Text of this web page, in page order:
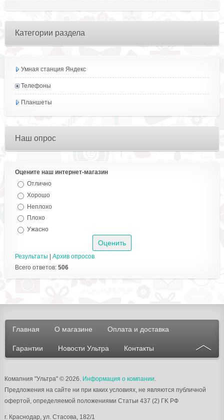
Категории раздела
Умная станция Яндекс
Телефоны
Планшеты
Наш опрос
Оцените наш интернет-магазин
Отлично
Хорошо
Неплохо
Плохо
Ужасно
Результаты
Архив опросов
Всего ответов: 506
Главная О магазине Оплата и доставка
Гарантии Новости Ультра Контакты
Комапния "Ультра"© 2026. Информация о компании.
Предложения на сайте ни при каких условиях, не являются публичной
офертой, определяемой положениями Статьи 437 (2) ГK РФ
г. Краснодар, ул. Стасова, 182/1